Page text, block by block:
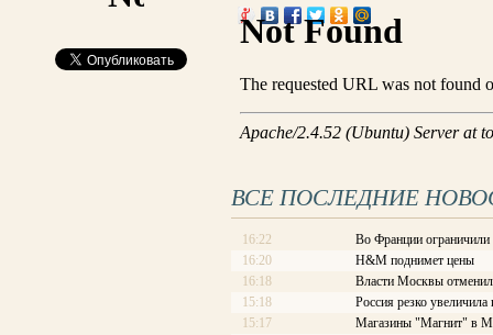
ВСЕ ПОСЛЕДНИЕ
16:22
Во Франции ограничили
16:20
H&M поднимет цены
16:18
Власти Москвы
15:18
Россия резко
15:17
Магазины "Магнит" в